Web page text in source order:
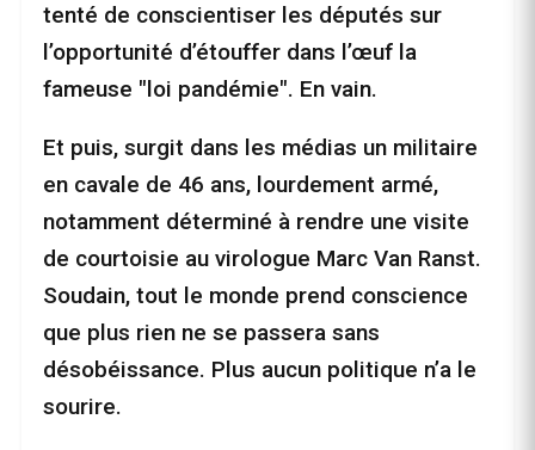
tenté de conscientiser les députés sur
l’opportunité d’étouffer dans l’œuf la
fameuse "loi pandémie". En vain.
Et puis, surgit dans les médias un militaire
en cavale de 46 ans, lourdement armé,
notamment déterminé à rendre une visite
de courtoisie au virologue Marc Van Ranst.
Soudain, tout le monde prend conscience
que plus rien ne se passera sans
désobéissance. Plus aucun politique n’a le
sourire.